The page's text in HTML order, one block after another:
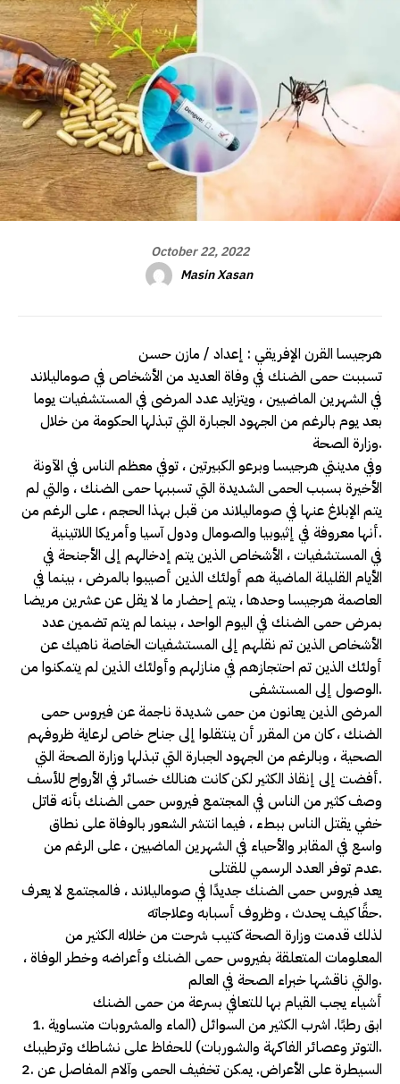
October 22, 2022
Masin Xasan
هرجيسا القرن الإفريقي : إعداد / مازن حسن
تسببت حمى الضنك في وفاة العديد من الأشخاص في صوماليلاند
في الشهرين الماضيين ، ويتزايد عدد المرضى في المستشفيات يوما
بعد يوم بالرغم من الجهود الجبارة التي تبذلها الحكومة من خلال
وزارة الصحة.
وفي مدينتي هرجيسا وبرعو الكبيرتين ، توفي معظم الناس في الآونة
الأخيرة بسبب الحمى الشديدة التي تسببها حمى الضنك ، والتي لم
يتم الإبلاغ عنها في صوماليلاند من قبل بهذا الحجم ، على الرغم من
أنها معروفة في إثيوبيا والصومال ودول آسيا وأمريكا اللاتينية.
في المستشفيات ، الأشخاص الذين يتم إدخالهم إلى الأجنحة في
الأيام القليلة الماضية هم أولئك الذين أصيبوا بالمرض ، بينما في
العاصمة هرجيسا وحدها ، يتم إحضار ما لا يقل عن عشرين مريضا
بمرض حمى الضنك في اليوم الواحد ، بينما لم يتم تضمين عدد
الأشخاص الذين تم نقلهم إلى المستشفيات الخاصة ناهيك عن
أولئك الذين تم احتجازهم في منازلهم وأولئك الذين لم يتمكنوا من
الوصول إلى المستشفى.
المرضى الذين يعانون من حمى شديدة ناجمة عن فيروس حمى
الضنك ، كان من المقرر أن ينتقلوا إلى جناح خاص لرعاية ظروفهم
الصحية ، وبالرغم من الجهود الجبارة التي تبذلها وزارة الصحة التي
أفضت إلى إنقاذ الكثير لكن كانت هنالك خسائر في الأرواح للأسف.
وصف كثير من الناس في المجتمع فيروس حمى الضنك بأنه قاتل
خفي يقتل الناس ببطء ، فيما انتشر الشعور بالوفاة على نطاق
واسع في المقابر والأحياء في الشهرين الماضيين ، على الرغم من
عدم توفر العدد الرسمي للقتلى.
يعد فيروس حمى الضنك جديدًا في صوماليلاند ، فالمجتمع لا يعرف
حقًا كيف يحدث ، وظروف أسبابه وعلاجاته.
لذلك قدمت وزارة الصحة كتيب شرحت من خلاله الكثير من
المعلومات المتعلقة بفيروس حمى الضنك وأعراضه وخطر الوفاة ،
والتي ناقشها خبراء الصحة في العالم.
أشياء يجب القيام بها للتعافي بسرعة من حمى الضنك
1. ابق رطبًا. اشرب الكثير من السوائل (الماء والمشروبات متساوية
التوتر وعصائر الفاكهة والشوربات) للحفاظ على نشاطك وترطيبك.
2. السيطرة على الأعراض. يمكن تخفيف الحمى وآلام المفاصل عن